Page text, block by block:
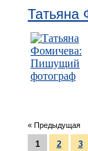
« Предыдущая
1 2 3